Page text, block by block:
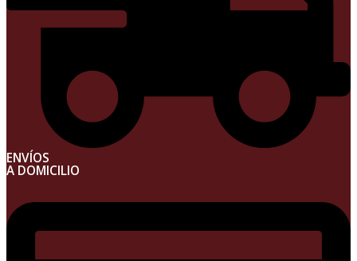
ENVÍOS
A DOMICILIO